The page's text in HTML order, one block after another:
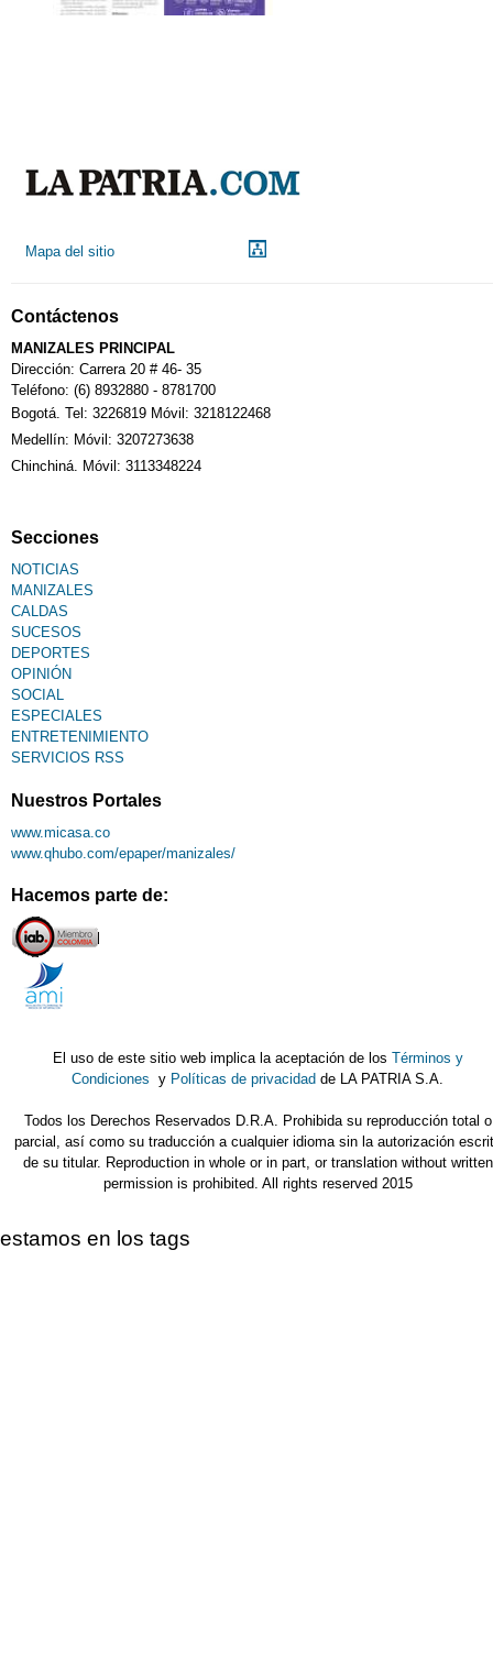
Mapa del sitio
Contáctenos
MANIZALES PRINCIPAL
Dirección: Carrera 20 # 46- 35
Teléfono: (6) 8932880 - 8781700
Bogotá. Tel: 3226819 Móvil: 3218122468
Medellín: Móvil: 3207273638
Chinchiná. Móvil: 3113348224
Secciones
NOTICIAS
MANIZALES
CALDAS
SUCESOS
DEPORTES
OPINIÓN
SOCIAL
ESPECIALES
ENTRETENIMIENTO
SERVICIOS RSS
Nuestros Portales
www.micasa.co
www.qhubo.com/epaper/manizales/
Hacemos parte de:
El uso de este sitio web implica la aceptación de los Términos y
Condiciones y Políticas de privacidad de LA PATRIA S.A.
Todos los Derechos Reservados D.R.A. Prohibida su reproducción total o
parcial, así como su traducción a cualquier idioma sin la autorización
de su titular. Reproduction in whole or in part, or translation without written
permission is prohibited. All rights reserved 2015
estamos en los tags